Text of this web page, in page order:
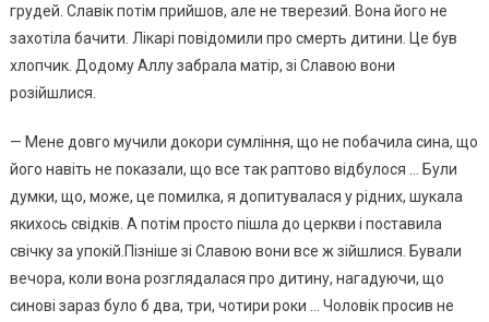
грудей. Славік потім прийшов, але не тверезий. Вона його не
захотіла бачити. Лікарі повідомили про смерть дитини. Це був
хлопчик. Додому Аллу забрала матір, зі Славою вони
розійшлися.
— Мене довго мучили докори сумління, що не побачила сина, що
його навіть не показали, що все так раптово відбулося … Були
думки, що, може, це помилка, я допитувалася у рідних, шукала
якихось свідків. А потім просто пішла до церкви і поставила
свічку за упокій.Пізніше зі Славою вони все ж зійшлися. Бували
вечора, коли вона розглядалася про дитину, нагадуючи, що
синові зараз було б два, три, чотири роки … Чоловік просив не